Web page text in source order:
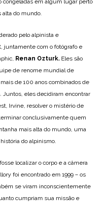
congeladas em algum lugar perto
alta do mundo.
pelo alpinista e
, juntamente com o fotógrafo e
Renan Ozturk. Eles são
de renome mundial de
de 100 anos combinados de
Juntos, eles decidiram encontrar
Irvine, resolver o mistério de
conclusivamente quem
mais alta do mundo, uma
do alpinismo.
localizar o corpo e a câmera
foi encontrado em 1999 – os
se viram inconscientemente
cumpriam sua missão e